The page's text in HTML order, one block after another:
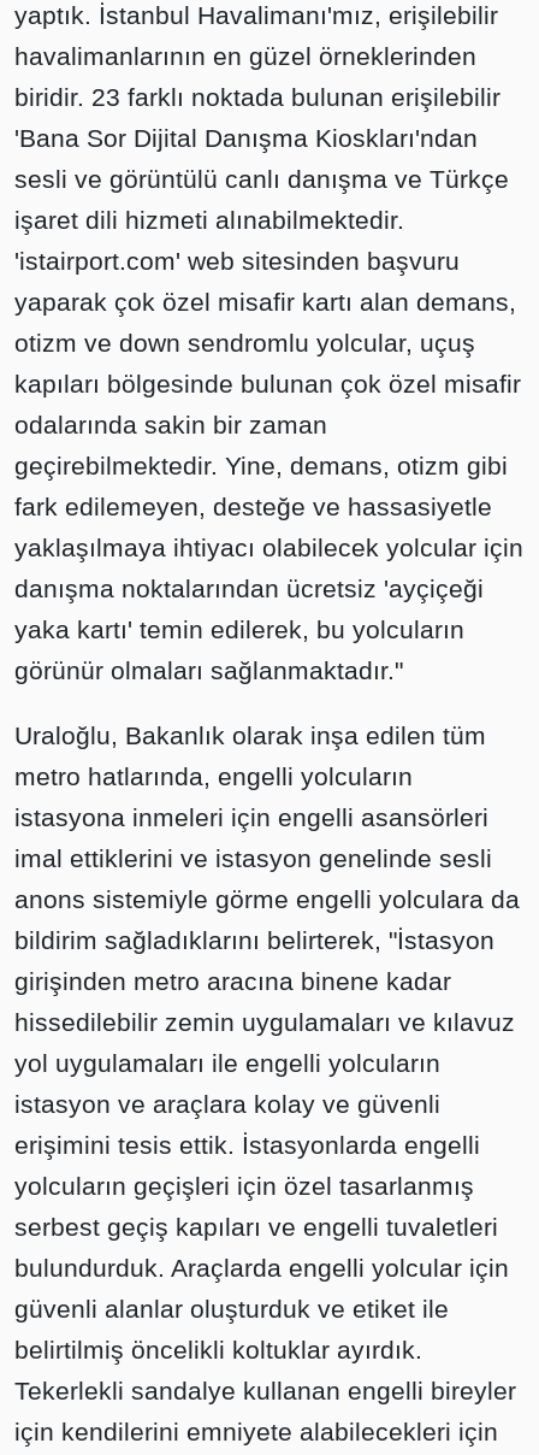
yaptık. İstanbul Havalimanı'mız, erişilebilir
havalimanlarının en güzel örneklerinden
biridir. 23 farklı noktada bulunan erişilebilir
'Bana Sor Dijital Danışma Kioskları'ndan
sesli ve görüntülü canlı danışma ve Türkçe
işaret dili hizmeti alınabilmektedir.
'istairport.com' web sitesinden başvuru
yaparak çok özel misafir kartı alan demans,
otizm ve down sendromlu yolcular, uçuş
kapıları bölgesinde bulunan çok özel misafir
odalarında sakin bir zaman
geçirebilmektedir. Yine, demans, otizm gibi
fark edilemeyen, desteğe ve hassasiyetle
yaklaşılmaya ihtiyacı olabilecek yolcular için
danışma noktalarından ücretsiz 'ayçiçeği
yaka kartı' temin edilerek, bu yolcuların
görünür olmaları sağlanmaktadır."
Uraloğlu, Bakanlık olarak inşa edilen tüm
metro hatlarında, engelli yolcuların
istasyona inmeleri için engelli asansörleri
imal ettiklerini ve istasyon genelinde sesli
anons sistemiyle görme engelli yolculara da
bildirim sağladıklarını belirterek, "İstasyon
girişinden metro aracına binene kadar
hissedilebilir zemin uygulamaları ve kılavuz
yol uygulamaları ile engelli yolcuların
istasyon ve araçlara kolay ve güvenli
erişimini tesis ettik. İstasyonlarda engelli
yolcuların geçişleri için özel tasarlanmış
serbest geçiş kapıları ve engelli tuvaletleri
bulundurduk. Araçlarda engelli yolcular için
güvenli alanlar oluşturduk ve etiket ile
belirtilmiş öncelikli koltuklar ayırdık.
Tekerlekli sandalye kullanan engelli bireyler
için kendilerini emniyete alabilecekleri için